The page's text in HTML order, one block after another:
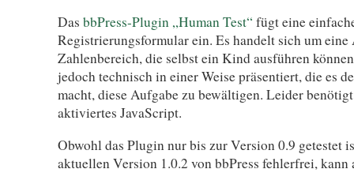
Das bbPress-Plugin „Human Test“ fügt eine
Registrierungsformular ein. Es handelt sich um
Zahlenbereich, die selbst ein Kind ausführen
jedoch technisch in einer Weise präsentiert, die es
macht, diese Aufgabe zu bewältigen. Leider
aktiviertes JavaScript.
Obwohl das Plugin nur bis zur Version 0.9 getestet
aktuellen Version 1.0.2 von bbPress fehlerfrei, kann